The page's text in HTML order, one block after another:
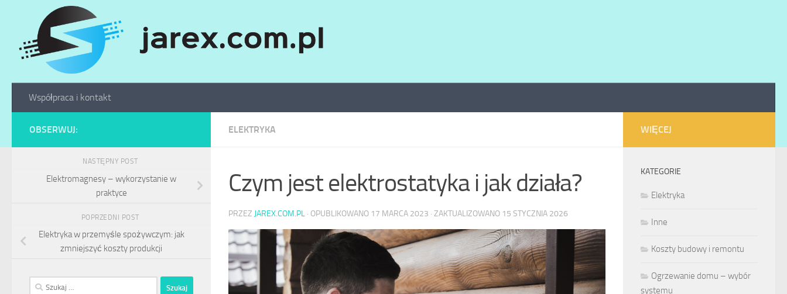
Skip to content
Współpraca i kontakt
ELEKTRYKA
Czym jest elektrostatyka i jak działa?
PRZEZ JAREX.COM.PL · OPUBLIKOWANO 17 MARCA 2023 · ZAKTUALIZOWANO 15 STYCZNIA 2026
OBSERWUJ:
NASTĘPNY POST
Elektromagnesy – wykorzystanie w
praktyce
POPRZEDNI POST
Elektryka w przemyśle spożywczym: jak
zmniejszyć koszty produkcji
Szukaj:
WIĘCEJ
KATEGORIE
Elektryka
Inne
Koszty budowy i remontu
Ogrzewanie domu – wybór
systemu